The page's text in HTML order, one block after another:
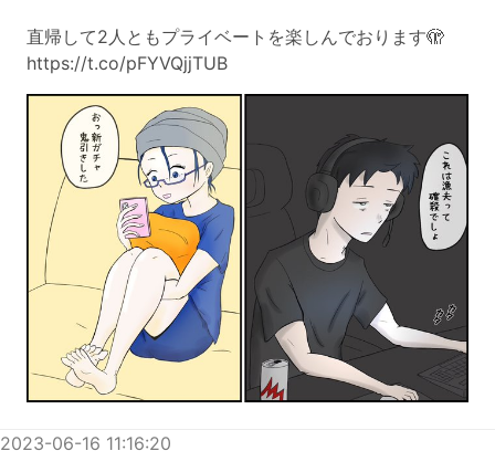
直帰して2人ともプライベートを楽しんでおります🫣
https://t.co/pFYVQjjTUB
2023-06-16 11:16:20